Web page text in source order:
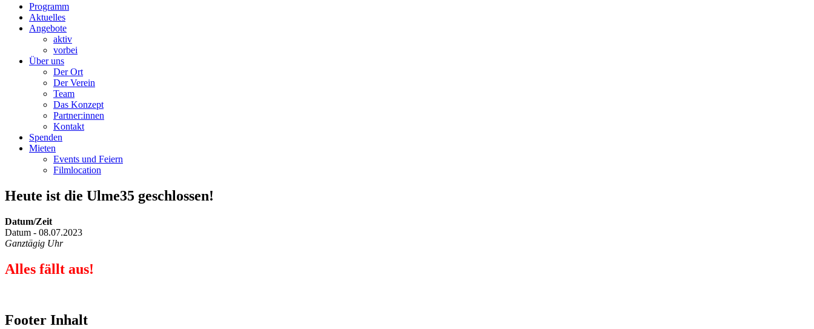
Programm
Aktuelles
Angebote
aktiv
vorbei
Über uns
Der Ort
Der Verein
Team
Das Konzept
Partner:innen
Kontakt
Spenden
Mieten
Events und Feiern
Filmlocation
Heute ist die Ulme35 geschlossen!
Datum/Zeit
Datum - 08.07.2023
Ganztägig Uhr
Alles fällt aus!
Footer Inhalt